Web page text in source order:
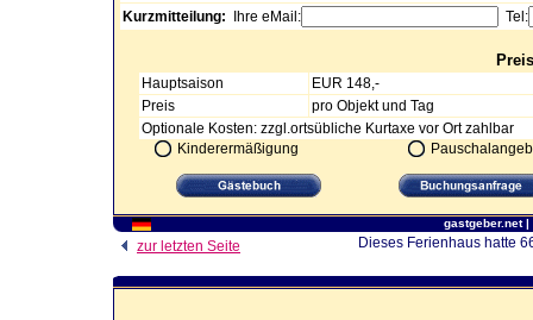
Kurzmitteilung: Ihre eMail: Tel:
Hauptsaison
EUR 148,-
Preis
pro Objekt und Tag
Optionale Kosten: zzgl.ortsübliche Kurtaxe vor Ort zahlbar
Kinderermäßigung
gastgeber.net|
zur letzten Seite Dieses Ferienhaus hatte